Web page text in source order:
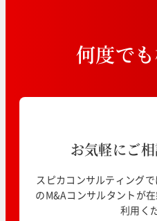
何度でも
お気軽にご相
スピカコンサルティング
のM&Aコンサルタントが
利用く